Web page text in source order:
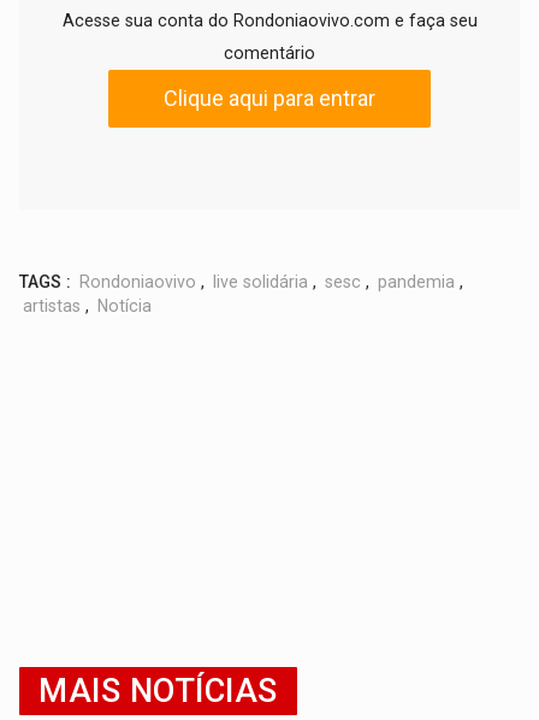
Acesse sua conta do Rondoniaovivo.com e faça seu
comentário
Clique aqui para entrar
TAGS : Rondoniaovivo , live solidária , sesc , pandemia ,
artistas , Notícia
MAIS NOTÍCIAS